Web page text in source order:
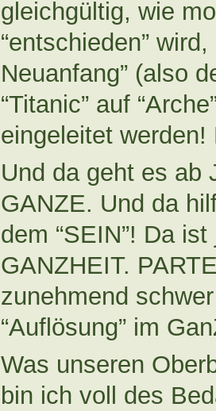
gleichgültig, wie
“entschieden”
Neuanfang” (also
“Titanic” auf
eingeleitet
Und da geht es ab
GANZE. Und da
dem “SEIN”! Da
GANZHEIT.
zunehmend
“Auflösung” im
Was unseren
bin ich voll des